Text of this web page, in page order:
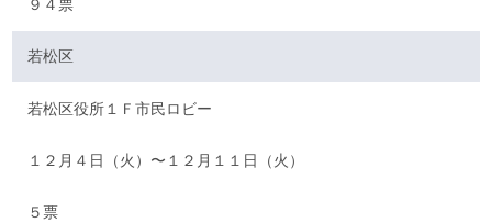
９４票
若松区
若松区役所１Ｆ市民ロビー
１２月４日（火）〜１２月１１日（火）
５票